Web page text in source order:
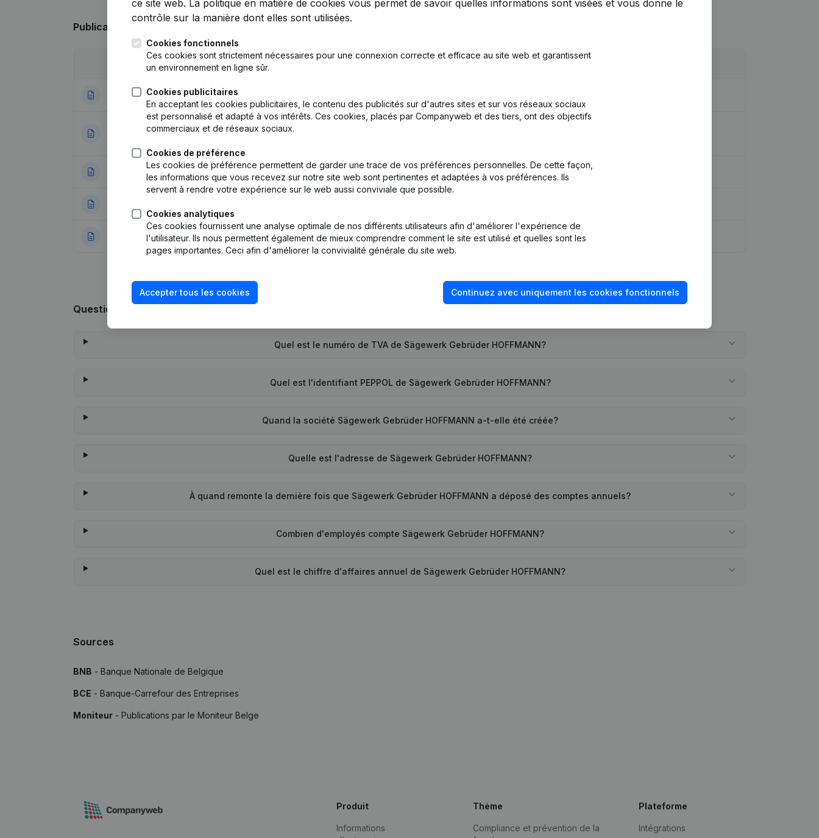
Publications
Publication
14-04-2023 Kapital - Aktien - Satzungen (Uebersetzung, Koordination, Andere Aenderungen, …)
23-03-2023
Gesellschaftsname - Entlassung - Ernennung - Generalversammlung - Satzungen (Uebersetzung, Koordination, Andere
23-07-2018 Entlassung - Ernennung(DE)
13-02-2015 Entlassung - Ernennung(DE)
Questions fréquemment posées
Quel est le numéro de TVA de Sägewerk Gebrüder HOFFMANN?
Quel est l'identifiant PEPPOL de Sägewerk Gebrüder HOFFMANN?
Quand la société Sägewerk Gebrüder HOFFMANN a-t-elle été créée?
Quelle est l'adresse de Sägewerk Gebrüder HOFFMANN?
À quand remonte la dernière fois que Sägewerk Gebrüder HOFFMANN a déposé des comptes annuels?
Combien d'employés compte Sägewerk Gebrüder HOFFMANN?
Quel est le chiffre d'affaires annuel de Sägewerk Gebrüder HOFFMANN?
Sources
BNB - Banque Nationale de Belgique
BCE - Banque-Carrefour des Entreprises
Moniteur - Publications par le Moniteur Belge
ce site web. La politique en matière de cookies vous permet de savoir quelles informations sont visées et vous donne le
contrôle sur la manière dont elles sont utilisées.
Cookies fonctionnels
Ces cookies sont strictement nécessaires pour une connexion correcte et efficace au site web et garantissent
un environnement en ligne sûr.
Cookies publicitaires
En acceptant les cookies publicitaires, le contenu des publicités sur d'autres sites et sur vos réseaux sociaux
est personnalisé et adapté à vos intérêts. Ces cookies, placés par Companyweb et des tiers, ont des objectifs
commerciaux et de réseaux sociaux.
Cookies de préférence
Les cookies de préférence permettent de garder une trace de vos préférences personnelles. De cette façon,
les informations que vous recevez sur notre site web sont pertinentes et adaptées à vos préférences. Ils
servent à rendre votre expérience sur le web aussi conviviale que possible.
Cookies analytiques
Ces cookies fournissent une analyse optimale de nos différents utilisateurs afin d'améliorer l'expérience de
l'utilisateur. Ils nous permettent également de mieux comprendre comment le site est utilisé et quelles sont les
pages importantes. Ceci afin d'améliorer la convivialité générale du site web.
Accepter tous les cookies Continuez avec uniquement les cookies fonctionnels
Produit
Informations
Thème
Compliance et prévention de la
Plateforme
Intégrations